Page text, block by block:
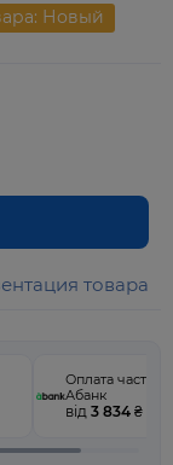
Новый
товара
Оплата
Абанк
від 3 834 ₴ x 3